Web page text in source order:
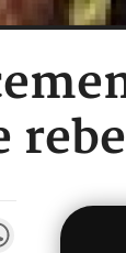
WhatsApp